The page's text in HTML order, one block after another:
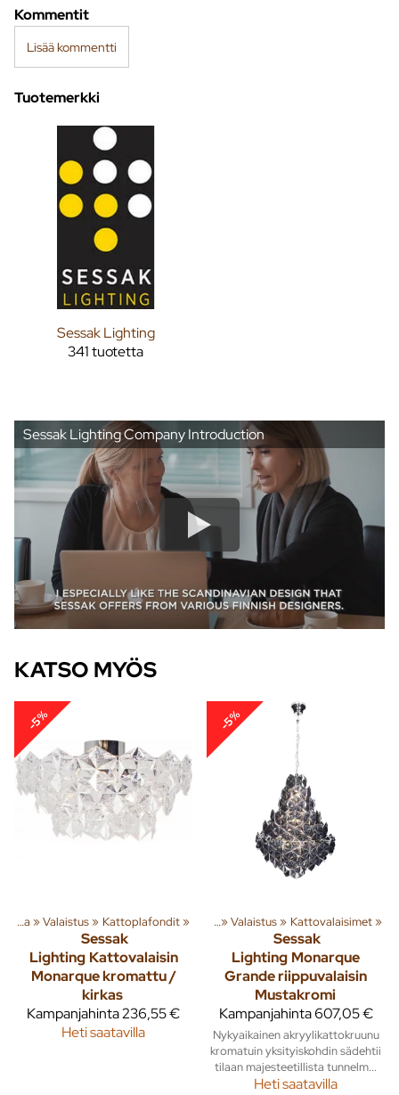
Kommentit
Lisää kommentti
Tuotemerkki
Sessak Lighting
341 tuotetta
Sessak Lighting Company Introduction
KATSO MYÖS
-5%
Sisusta ‪»Valaistus‪» Kattoplafondit‪»
Sessak
Lighting Kattovalaisin
Monarque kromattu /
kirkas
Kampanjahinta236,55 €
Heti saatavilla
-5%
Tuoteryhmiä ja tuotteita‪» Sisusta‪»Valaistus‪» Kattovalaisimet‪»
Sessak
Lighting Monarque
Grande riippuvalaisin
Mustakromi
Kampanjahinta607,05 €
Nykyaikainen akryylikattokruunu
kromatuin yksityiskohdin sädehtii
tilaan majesteetillista tunnelm...
Heti saatavilla